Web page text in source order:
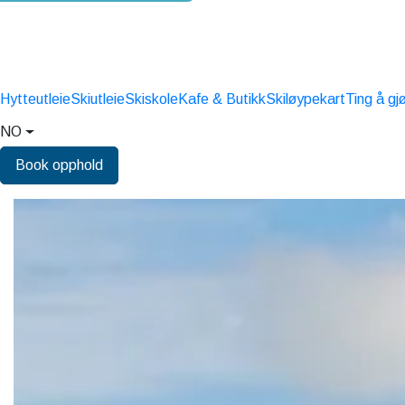
HytteutleieSkiutleieSkiskoleKafe & ButikkSkiløypekartTing å
NO
Book opphold